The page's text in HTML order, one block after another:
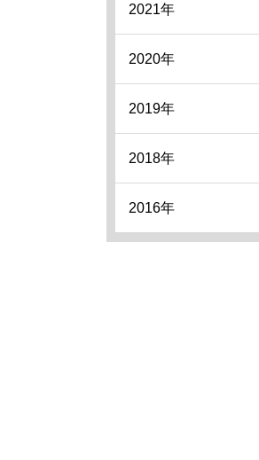
2021年
2020年
2019年
2018年
2016年